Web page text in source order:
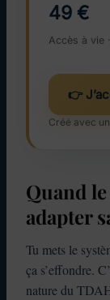
49 €
Accès à vie
👉
Créé avec
Quand
adapter
Tu mets le
ça s’effondre.
nature du